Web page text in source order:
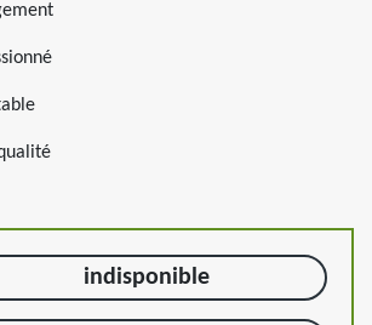
indisponible